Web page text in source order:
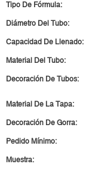
Tipo De Fórmula:
Diámetro Del Tubo:
Capacidad De Llenado:
Material Del Tubo:
Decoración De Tubos:
Material De La Tapa:
Decoración De Gorra:
Pedido Mínimo:
Muestra: